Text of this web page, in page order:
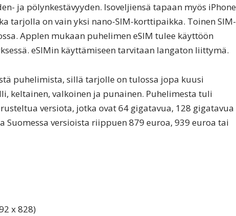
ja pölynkestävyyden. Isoveljiensä tapaan myös iPhone
tarjolla on vain yksi nano-SIM-korttipaikka. Toinen SIM-
Applen mukaan puhelimen eSIM tulee käyttöön
eSIMin käyttämiseen tarvitaan langaton liittymä.
puhelimista, sillä tarjolle on tulossa jopa kuusi
keltainen, valkoinen ja punainen. Puhelimesta tuli
versiota, jotka ovat 64 gigatavua, 128 gigatavua
Suomessa versioista riippuen 879 euroa, 939 euroa tai
x 828)